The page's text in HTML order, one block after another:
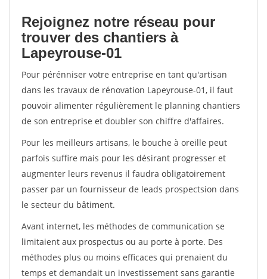
Rejoignez notre réseau pour
trouver des chantiers à
Lapeyrouse-01
Pour pérénniser votre entreprise en tant qu'artisan
dans les travaux de rénovation Lapeyrouse-01, il faut
pouvoir alimenter régulièrement le planning chantiers
de son entreprise et doubler son chiffre d'affaires.
Pour les meilleurs artisans, le bouche à oreille peut
parfois suffire mais pour les désirant progresser et
augmenter leurs revenus il faudra obligatoirement
passer par un fournisseur de leads prospectsion dans
le secteur du bâtiment.
Avant internet, les méthodes de communication se
limitaient aux prospectus ou au porte à porte. Des
méthodes plus ou moins efficaces qui prenaient du
temps et demandait un investissement sans garantie